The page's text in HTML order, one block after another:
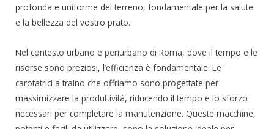
profonda e uniforme del terreno, fondamentale per la salute
e la bellezza del vostro prato.
Nel contesto urbano e periurbano di Roma, dove il tempo e le
risorse sono preziosi, l’efficienza è fondamentale. Le
carotatrici a traino che offriamo sono progettate per
massimizzare la produttività, riducendo il tempo e lo sforzo
necessari per completare la manutenzione. Queste macchine,